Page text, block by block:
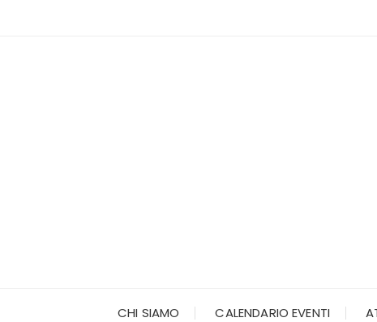
CHI SIAMO CALENDARIO EVENTI